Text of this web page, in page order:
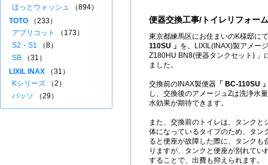
便器交換工事/トイレリフォーム
東京都練馬区にお住まいのK様邸に
110SU 」 を、LIXIL(INAX)製アメー
Z180HU BN8(便器タンクセット) 」
ました。
交換前のINAX製便器 「 BC-110SU
し、交換後のアメージュZは洗浄水
水効果が期待できます。
また、交換前のトイレは、タンクと
体になっているタイプのため、タン
ると便座が故障した際に、タンクも
りますが、タンクと便座が別れてい
することで、出費も抑えられます。
ほっとウォッシュ （894）
TOTO （233）
アプリコット
（173）
S2・S1 （8）
SB （31）
LIXIL INAX （31）
Kシリーズ （2）
パッソ （29）